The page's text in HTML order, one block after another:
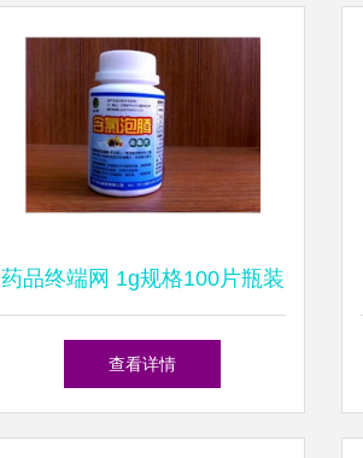
药品终端网 1g规格100片瓶装
药品的供应采购批发与零售指
查看详情